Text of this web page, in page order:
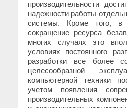
производительности
надежности работы
системы. Кроме того, в
сокращение ресурса
многих случаях это
условиях постоянного
разработки все более
целесообразной
компьютерной техники
учетом появления
производительных